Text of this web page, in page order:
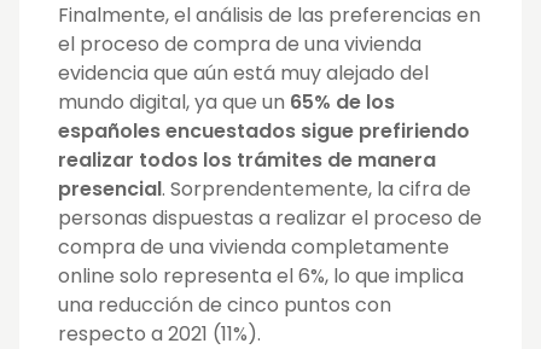
Finalmente, el análisis de las preferencias en
el proceso de compra de una vivienda
evidencia que aún está muy alejado del
mundo digital, ya que un 65% de los
españoles encuestados sigue prefiriendo
realizar todos los trámites de manera
presencial. Sorprendentemente, la cifra de
personas dispuestas a realizar el proceso de
compra de una vivienda completamente
online solo representa el 6%, lo que implica
una reducción de cinco puntos con
respecto a 2021 (11%).